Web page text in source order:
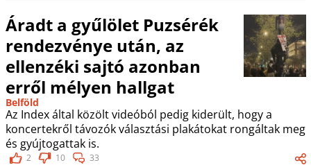
Áradt a gyűlölet Puzsérék
rendezvénye után, az
ellenzéki sajtó azonban
erről mélyen hallgat
Belföld
Az Index által közölt videóból pedig kiderült, hogy a
koncertekről távozók választási plakátokat rongáltak meg
és gyújtogattak is.
2 10 33